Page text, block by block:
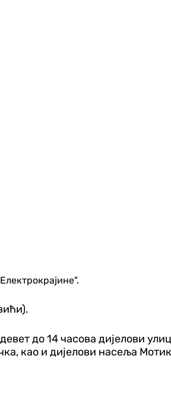
до 14 часова дијелови
као и дијелови насеља